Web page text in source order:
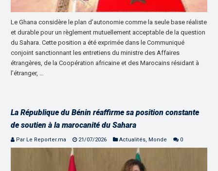
Le Ghana considère le plan d’autonomie comme la seule base réaliste
et durable pour un règlement mutuellement acceptable de la question
du Sahara. Cette position a été exprimée dans le Communiqué
conjoint sanctionnant les entretiens du ministre des Affaires
étrangères, de la Coopération africaine et des Marocains résidant à
l’étranger, …
La République du Bénin réaffirme sa position constante
de soutien à la marocanité du Sahara
Par Le Reporter.ma 21/07/2026 Actualités, Monde 0